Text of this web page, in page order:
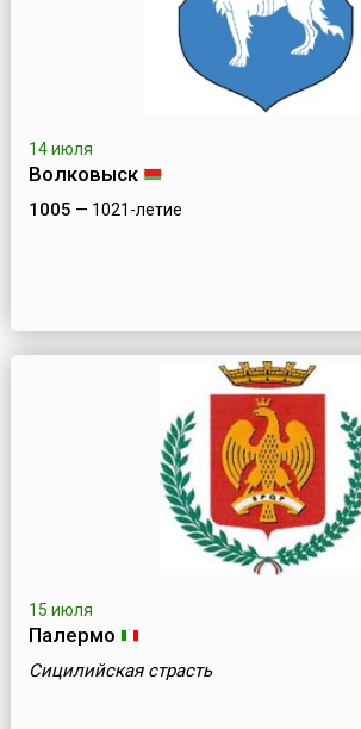
14 июля
Волковыск
1005 — 1021-летие
15 июля
Палермо
Сицилийская страсть